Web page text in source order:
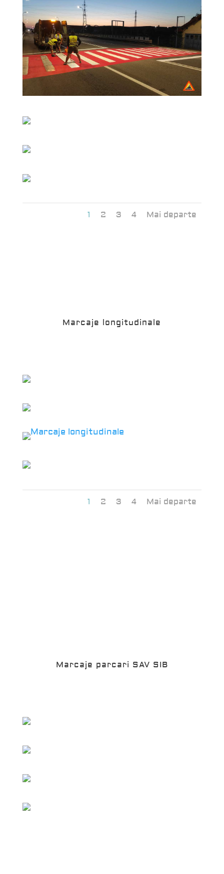
1 2 3 4 Mai departe
Marcaje longitudinale
1 2 3 4 Mai departe
Marcaje parcari SAV SIB